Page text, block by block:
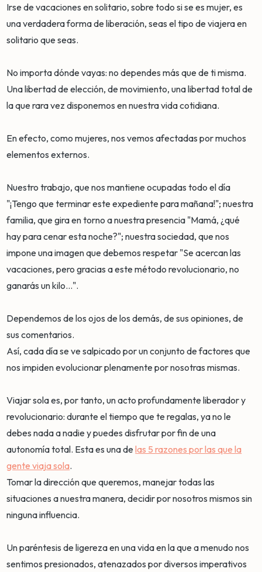
Irse de vacaciones en solitario, sobre todo si se es mujer, es
una verdadera forma de liberación, seas el tipo de viajera en
solitario que seas.
No importa dónde vayas: no dependes más que de ti misma.
Una libertad de elección, de movimiento, una libertad total de
la que rara vez disponemos en nuestra vida cotidiana.
En efecto, como mujeres, nos vemos afectadas por muchos
elementos externos.
Nuestro trabajo, que nos mantiene ocupadas todo el día
"¡Tengo que terminar este expediente para mañana!"; nuestra
familia, que gira en torno a nuestra presencia "Mamá, ¿qué
hay para cenar esta noche?"; nuestra sociedad, que nos
impone una imagen que debemos respetar "Se acercan las
vacaciones, pero gracias a este método revolucionario, no
ganarás un kilo...".
Dependemos de los ojos de los demás, de sus opiniones, de
sus comentarios.
Así, cada día se ve salpicado por un conjunto de factores que
nos impiden evolucionar plenamente por nosotras mismas.
Viajar sola es, por tanto, un acto profundamente liberador y
revolucionario: durante el tiempo que te regalas, ya no le
debes nada a nadie y puedes disfrutar por fin de una
autonomía total. Esta es una delas 5 razones por las que la
gente viaja sola.
Tomar la dirección que queremos, manejar todas las
situaciones a nuestra manera, decidir por nosotros mismos sin
ninguna influencia.
Un paréntesis de ligereza en una vida en la que a menudo nos
sentimos presionados, atenazados por diversos imperativos